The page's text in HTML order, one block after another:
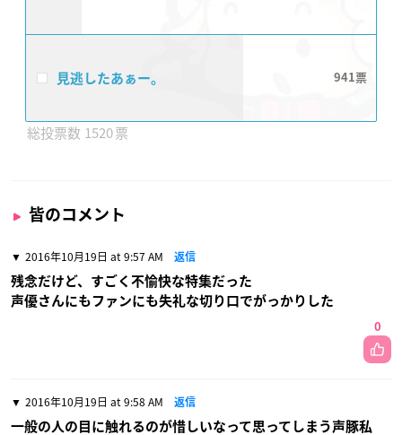
見逃したあぁー。 941
1520
皆のコメント
2016年10月19日 at 9:57 AM 返信
残念だけど、すごく不愉快な特集だった
声優さんにもファンにも失礼な切り口でがっかりした
0
2016年10月19日 at 9:58 AM 返信
一般の人の目に触れるのが惜しいなって思ってしまう声豚私